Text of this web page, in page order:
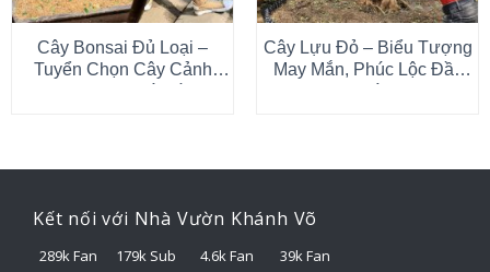
Cây Bonsai Đủ Loại –
Tuyển Chọn Cây Cảnh
Cây Lựu Đỏ – Biểu Tượng
May Mắn, Phúc Lộc Đầy
Kết nối với Nhà Vườn Khánh Võ
289k Fan 179k Sub 4.6k Fan 39k Fan